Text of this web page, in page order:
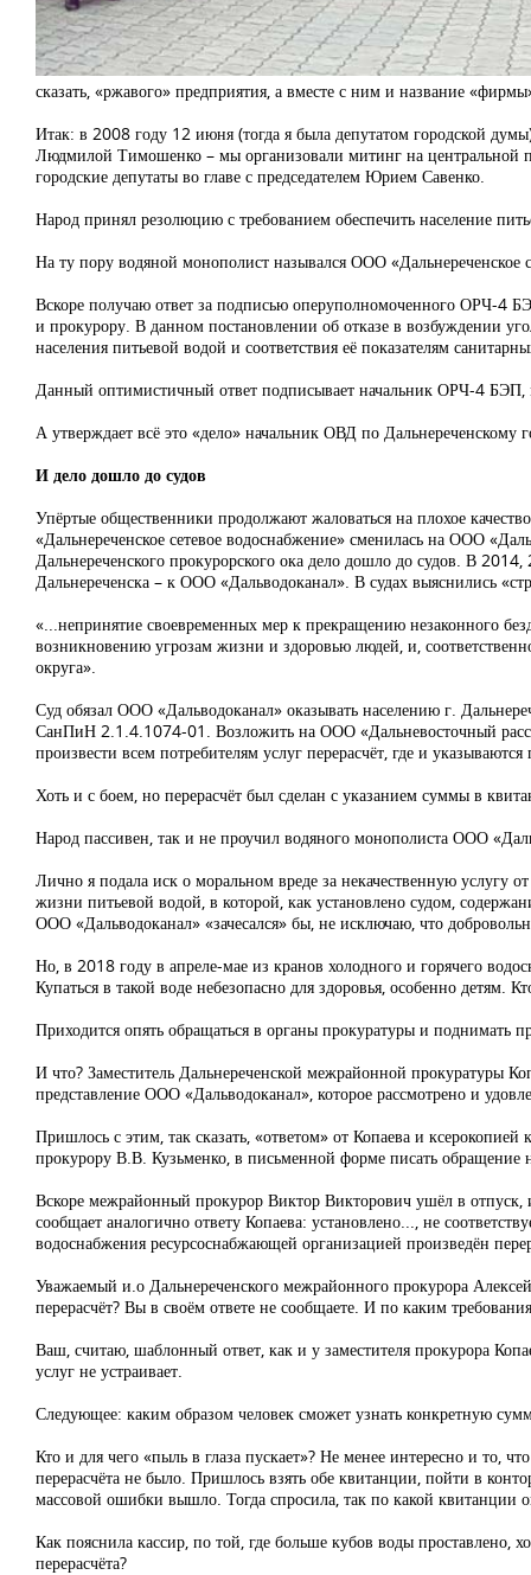
сказать, «ржавого» предприятия, а вместе с ним и название
Итак: в 2008 году 12 июня (тогда я была депутатом городской
Людмилой Тимошенко – мы организовали митинг на центральной
городские депутаты во главе с председателем Юрием Савенко.
Народ принял резолюцию с требованием обеспечить население
На ту пору водяной монополист назывался ООО «Дальнереченское
Вскоре получаю ответ за подписью оперуполномоченного ОРЧ-4
и прокурору. В данном постановлении об отказе в возбуждении
населения питьевой водой и соответствия её показателям
Данный оптимистичный ответ подписывает начальник ОРЧ-4
А утверждает всё это «дело» начальник ОВД по
И дело дошло до судов
Упёртые общественники продолжают жаловаться на плохое
«Дальнереченское сетевое водоснабжение» сменилась на ООО
Дальнереченского прокурорского ока дело дошло до судов. В
Дальнереченска – к ООО «Дальводоканал». В судах выяснились
«...непринятие своевременных мер к прекращению незаконного
возникновению угрозам жизни и здоровью людей, и,
округа».
Суд обязал ООО «Дальводоканал» оказывать населению г.
СанПиН 2.1.4.1074-01. Возложить на ООО «Дальневосточный
произвести всем потребителям услуг перерасчёт, где и
Хоть и с боем, но перерасчёт был сделан с указанием суммы в
Народ пассивен, так и не проучил водяного монополиста ООО
Лично я подала иск о моральном вреде за некачественную услугу
жизни питьевой водой, в которой, как установлено судом,
ООО «Дальводоканал» «зачесался» бы, не исключаю, что
Но, в 2018 году в апреле-мае из кранов холодного и горячего
Купаться в такой воде небезопасно для здоровья, особенно детям.
Приходится опять обращаться в органы прокуратуры и поднимать
И что? Заместитель Дальнереченской межрайонной прокуратуры
представление ООО «Дальводоканал», которое рассмотрено и
Пришлось с этим, так сказать, «ответом» от Копаева и
прокурору В.В. Кузьменко, в письменной форме писать обращение
Вскоре межрайонный прокурор Виктор Викторович ушёл в
сообщает аналогично ответу Копаева: установлено..., не
водоснабжения ресурсоснабжающей организацией произведён
Уважаемый и.о Дальнереченского межрайонного прокурора
перерасчёт? Вы в своём ответе не сообщаете. И по каким
Ваш, считаю, шаблонный ответ, как и у заместителя прокурора
услуг не устраивает.
Следующее: каким образом человек сможет узнать конкретную
Кто и для чего «пыль в глаза пускает»? Не менее интересно и то,
перерасчёта не было. Пришлось взять обе квитанции, пойти в
массовой ошибки вышло. Тогда спросила, так по какой квитанции
Как пояснила кассир, по той, где больше кубов воды проставлено,
перерасчёта?